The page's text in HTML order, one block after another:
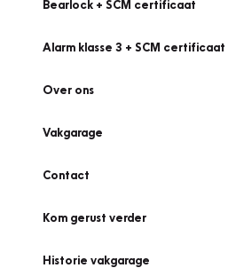
Bearlock + SCM certificaat
Alarm klasse 3 + SCM certificaat
Over ons
Vakgarage
Contact
Kom gerust verder
Historie vakgarage